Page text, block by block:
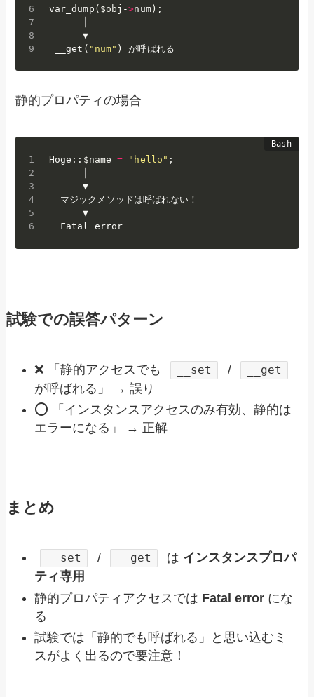
var_dump ( $obj ->num) ;
      ▼
__get ( "num" )
静的プロパティの場合
Hoge:: $name = "hello" ;
      ▼
  マジックメソッドは呼ばれない！
      ▼
  Fatal error
試験での誤答パターン
❌ 「静的アクセスでも __set / __get
が呼ばれる」 → 誤り
⭕ 「インスタンスアクセスのみ有効、静的は
エラーになる」 → 正解
まとめ
__set / __get は インスタンスプロパ
ティ専用
静的プロパティアクセスでは Fatal error にな
る
試験では「静的でも呼ばれる」と思い込むミ
スがよく出るので要注意！